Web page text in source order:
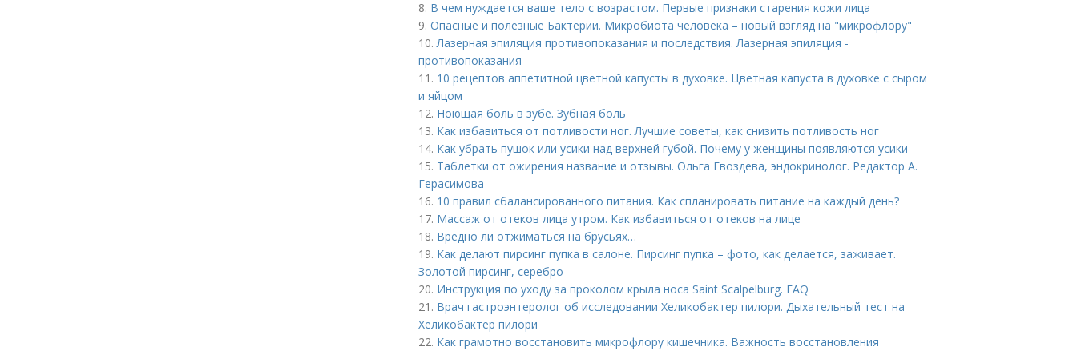
8. В чем нуждается ваше тело с возрастом. Первые признаки старения кожи лица
9. Опасные и полезные Бактерии. Микробиота человека – новый взгляд на "микрофлору"
10.Лазерная эпиляция противопоказания и последствия. Лазерная эпиляция -
противопоказания
11. 10 рецептов аппетитной цветной капусты в духовке. Цветная капуста в духовке с сыром
и яйцом
12. Ноющая боль в зубе. Зубная боль
13. Как избавиться от потливости ног. Лучшие советы, как снизить потливость ног
14. Как убрать пушок или усики над верхней губой. Почему у женщины появляются усики
15. Таблетки от ожирения название и отзывы. Ольга Гвоздева, эндокринолог. Редактор А.
Герасимова
16. 10 правил сбалансированного питания. Как спланировать питание на каждый день?
17. Массаж от отеков лица утром. Как избавиться от отеков на лице
18. Вредно ли отжиматься на брусьях…
19. Как делают пирсинг пупка в салоне. Пирсинг пупка – фото, как делается, заживает.
Золотой пирсинг, серебро
20. Инструкция по уходу за проколом крыла носа Saint Scalpelburg. FAQ
21. Врач гастроэнтеролог об исследовании Хеликобактер пилори. Дыхательный тест на
Хеликобактер пилори
22. Как грамотно восстановить микрофлору кишечника. Важность восстановления